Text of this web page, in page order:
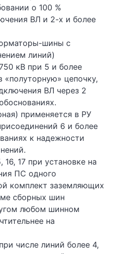
о 100 %
ВЛ и 2-х и более
шины с
линий)
кВ при 5 и более
цепочку,
ВЛ через 2
применяется в РУ
6 и более
к надежности
17 при установке на
ПС одного
комплект заземляющих
сборных шин
любом шинном
на
числе линий более 4,